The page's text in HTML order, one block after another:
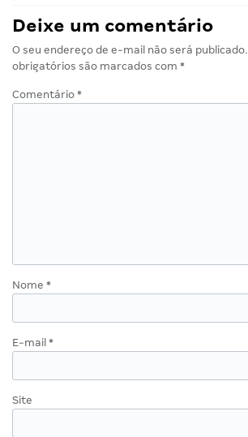
Deixe um comentário
O seu endereço de e-mail não será publicado.
obrigatórios são marcados com *
Comentário *
Nome *
E-mail *
Site